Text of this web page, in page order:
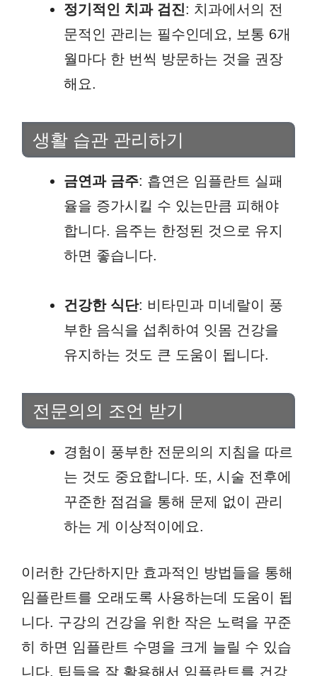
정기적인 치과 검진: 치과에서의 전
문적인 관리는 필수인데요, 보통 6개
월마다 한 번씩 방문하는 것을 권장
해요.
생활 습관 관리하기
금연과 금주: 흡연은 임플란트 실패
율을 증가시킬 수 있는만큼 피해야
합니다. 음주는 한정된 것으로 유지
하면 좋습니다.
건강한 식단: 비타민과 미네랄이 풍
부한 음식을 섭취하여 잇몸 건강을
유지하는 것도 큰 도움이 됩니다.
전문의의 조언 받기
경험이 풍부한 전문의의 지침을 따르
는 것도 중요합니다. 또, 시술 전후에
꾸준한 점검을 통해 문제 없이 관리
하는 게 이상적이에요.
이러한 간단하지만 효과적인 방법들을 통해
임플란트를 오래도록 사용하는데 도움이 됩
니다. 구강의 건강을 위한 작은 노력을 꾸준
히 하면 임플란트 수명을 크게 늘릴 수 있습
니다. 팁들을 잘 활용해서 임플란트를 건강